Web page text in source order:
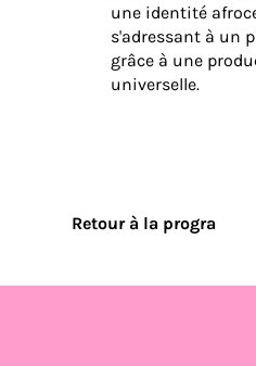
une identité
s'adressant à un
grâce à une
universelle.
Retour à la progra